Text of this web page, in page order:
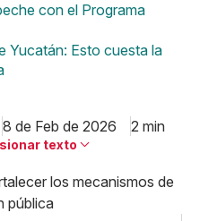
con el Programa
Yucatán: Esto cuesta la
8 de Feb de 2026 2 min
texto